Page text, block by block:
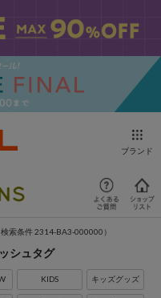
ブランド
検索条件 2314-BA3-000000）
シュタグ
KIDS キッズグッズ